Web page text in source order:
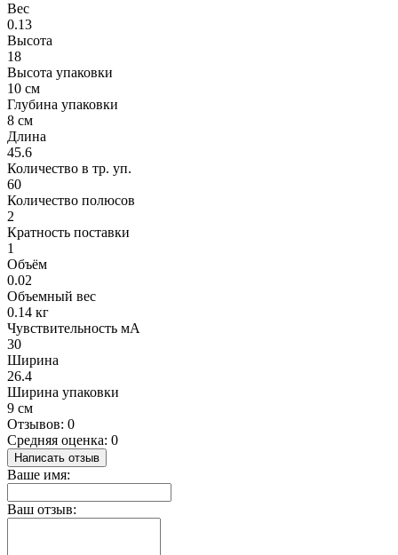
Вес
0.13
Высота
18
Высота упаковки
10 см
Глубина упаковки
8 см
Длина
45.6
Количество в тр. уп.
60
Количество полюсов
2
Кратность поставки
1
Объём
0.02
Объемный вес
0.14 кг
Чувствительность мА
30
Ширина
26.4
Ширина упаковки
9 см
Отзывов: 0
Средняя оценка: 0
Написать отзыв
Ваше имя:
Ваш отзыв: